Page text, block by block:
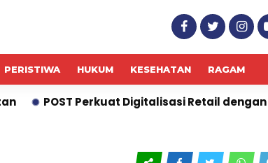
PERISTIWA HUKUM KESEHATAN RAGAM
POST Perkuat Digitalisasi Retail dengan